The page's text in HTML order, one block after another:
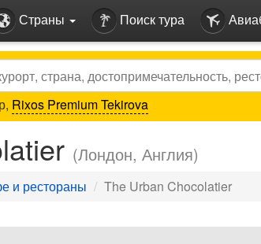
Страны Поиск тура
Rixos Premium Tekirova
(Лондон, Англия)
и рестораны The Urban Chocolatier